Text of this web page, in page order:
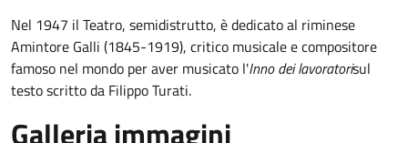
Nel 1947 il Teatro, semidistrutto, è dedicato al riminese
Amintore Galli (1845-1919), critico musicale e compositore
famoso nel mondo per aver musicato l'Inno dei lavoratorisul
testo scritto da Filippo Turati.
Galleria immagini